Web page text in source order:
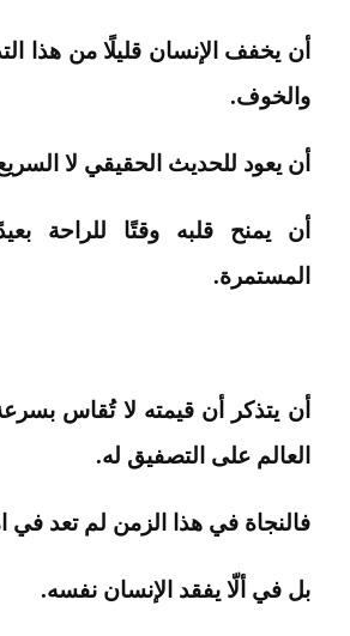
أن يخفف الإنسان قليلًا من هذا
والخوف.
أن يعود للحديث الحقيقي لا
أن يمنح قلبه وقتًا للراحة
المستمرة.
أن يتذكر أن قيمته لا تُقاس بسرعة
العالم على التصفيق له.
فالنجاة في هذا الزمن لم تعد
بل في ألّا يفقد الإنسان نفسه.